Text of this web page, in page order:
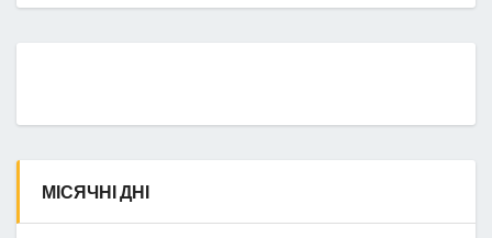
МІСЯЧНІ ДНІ